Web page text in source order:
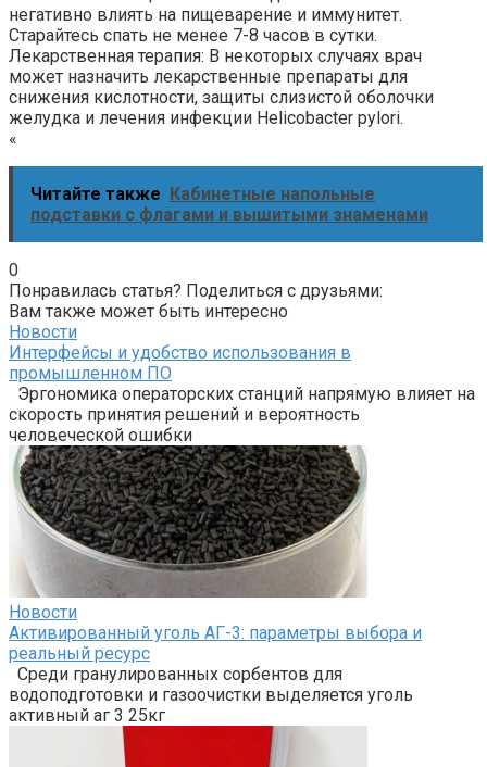
негативно влиять на пищеварение и иммунитет.
Старайтесь спать не менее 7-8 часов в сутки.
Лекарственная терапия: В некоторых случаях врач
может назначить лекарственные препараты для
снижения кислотности, защиты слизистой оболочки
желудка и лечения инфекции Helicobacter pylori.
«
Читайте также Кабинетные напольные
подставки с флагами и вышитыми знаменами
0
Понравилась статья? Поделиться с друзьями:
Вам также может быть интересно
Новости
Интерфейсы и удобство использования в
промышленном ПО
Эргономика операторских станций напрямую влияет на
скорость принятия решений и вероятность
человеческой ошибки
Новости
Активированный уголь АГ-3: параметры выбора и
реальный ресурс
Среди гранулированных сорбентов для
водоподготовки и газоочистки выделяется уголь
активный аг 3 25кг